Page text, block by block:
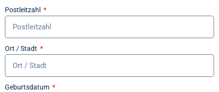
Postleitzahl
Ort / Stadt
Geburtsdatum